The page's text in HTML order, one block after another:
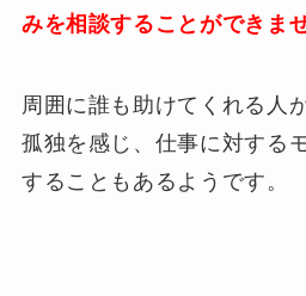
みを相談することができま
周囲に誰も助けてくれる人
孤独を感じ、仕事に対する
することもあるようです。